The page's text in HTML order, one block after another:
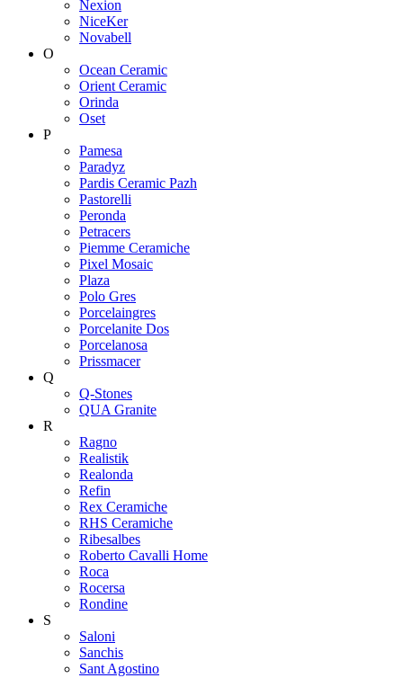
Nexion
NiceKer
Novabell
O
Ocean Ceramic
Orient Ceramic
Orinda
Oset
P
Pamesa
Paradyz
Pardis Ceramic Pazh
Pastorelli
Peronda
Petracers
Piemme Ceramiche
Pixel Mosaic
Plaza
Polo Gres
Porcelaingres
Porcelanite Dos
Porcelanosa
Prissmacer
Q
Q-Stones
QUA Granite
R
Ragno
Realistik
Realonda
Refin
Rex Ceramiche
RHS Ceramiche
Ribesalbes
Roberto Cavalli Home
Roca
Rocersa
Rondine
S
Saloni
Sanchis
Sant Agostino